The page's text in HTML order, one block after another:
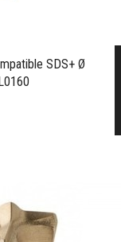
SDS+ Ø